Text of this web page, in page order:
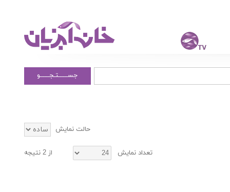
جســــــتـجــــــو
حالت نمایش
تعداد نمایش از 2 نتیجه